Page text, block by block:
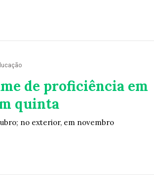
de proficiência em
quinta
no exterior, em novembro